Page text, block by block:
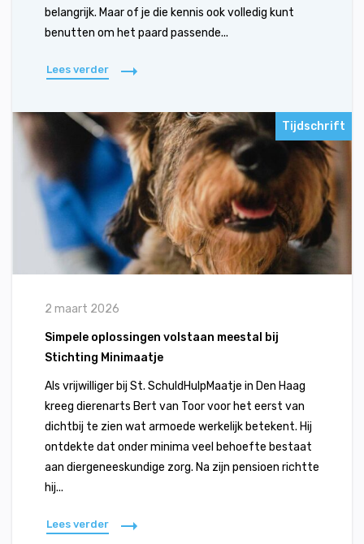
belangrijk. Maar of je die kennis ook volledig kunt
benutten om het paard passende...
Lees verder
Tijdschrift
2 maart 2026
Simpele oplossingen volstaan meestal bij
Stichting Minimaatje
Als vrijwilliger bij St. SchuldHulpMaatje in Den Haag
kreeg dierenarts Bert van Toor voor het eerst van
dichtbij te zien wat armoede werkelijk betekent. Hij
ontdekte dat onder minima veel behoefte bestaat
aan diergeneeskundige zorg. Na zijn pensioen richtte
hij...
Lees verder